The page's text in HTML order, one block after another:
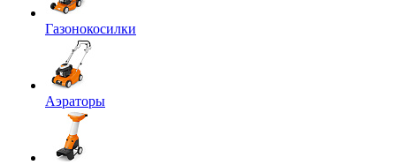
Газонокосилки
Аэраторы